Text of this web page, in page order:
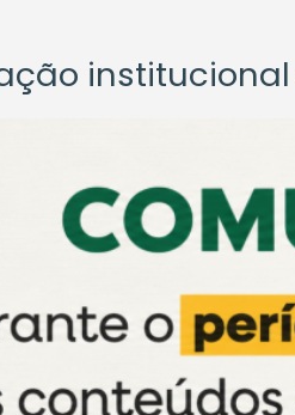
institucional